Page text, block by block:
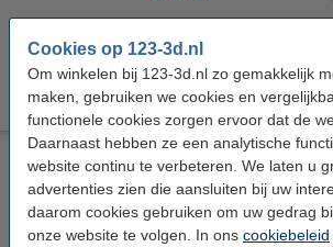
Cookies op 123-3d.nl
Om winkelen bij 123-3d.nl zo gemakkelijk
maken, gebruiken we cookies en
functionele cookies zorgen ervoor dat de
Daarnaast hebben ze een analytische
website continu te verbeteren. We laten u
advertenties zien die aansluiten bij uw
daarom cookies gebruiken om uw gedrag
onze website te volgen. In ons cookiebeleid
Resin filters 10 stuks (123-3D huismerk)
Photocentric UV resin DLP UV80 zwart 0,5
Photocentric Zwart 0,5 kg
Bekijk de specificaties en